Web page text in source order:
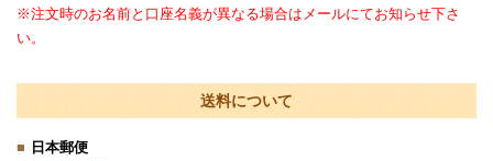
※注文時のお名前と口座名義が異なる場合はメールにてお知らせ下さ
い。
送料について
日本郵便